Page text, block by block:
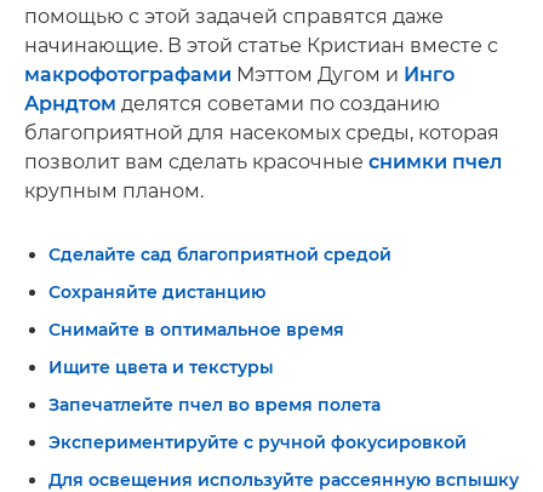
помощью с этой задачей справятся даже
начинающие. В этой статье Кристиан вместе с
макрофотографами Мэттом Дугом и Инго
Арндтом делятся советами по созданию
благоприятной для насекомых среды, которая
позволит вам сделать красочные снимки пчел
крупным планом.
Сделайте сад благоприятной средой
Сохраняйте дистанцию
Снимайте в оптимальное время
Ищите цвета и текстуры
Запечатлейте пчел во время полета
Экспериментируйте с ручной фокусировкой
Для освещения используйте рассеянную вспышку